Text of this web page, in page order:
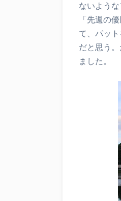
ないよう
「先週の
て、パッ
だと思う
ました。